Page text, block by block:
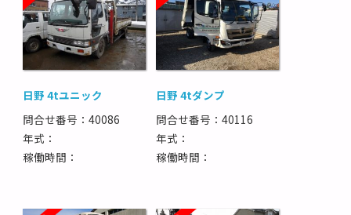
日野 4tユニック
問合せ番号：40086
年式：
稼働時間：
日野 4tダンプ
問合せ番号：40116
年式：
稼働時間：